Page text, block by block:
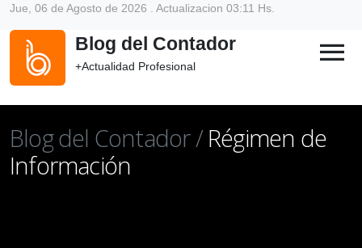
Jue, 06 de Agosto de 2026 . Actualizacion 03:11 Hs.
Blog del Contador
+Actualidad Profesional menu
Blog del Contador /Régimen de
Información